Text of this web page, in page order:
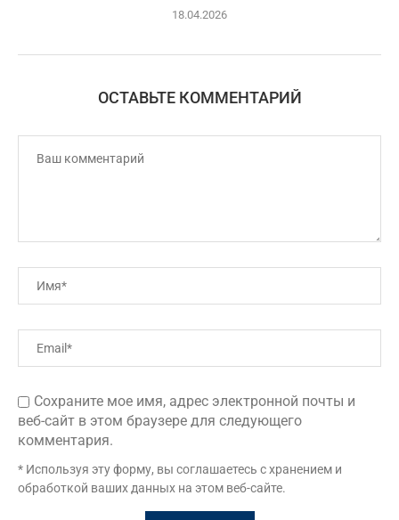
18.04.2026
ОСТАВЬТЕ КОММЕНТАРИЙ
Сохраните мое имя, адрес электронной почты и
веб-сайт в этом браузере для следующего
комментария.
* Используя эту форму, вы соглашаетесь с хранением и
обработкой ваших данных на этом веб-сайте.